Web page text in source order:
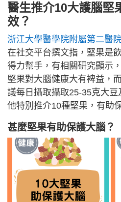
醫生推介10大護腦堅
效？
浙江大學醫學院附屬第二醫
在社交平台撰文指，堅果是
得力幫手，有相關研究顯示
堅果對大腦健康大有裨益，
議每日攝取攝取25-35克大豆
他特別推介10種堅果，有助
甚麼堅果有助保護大腦？